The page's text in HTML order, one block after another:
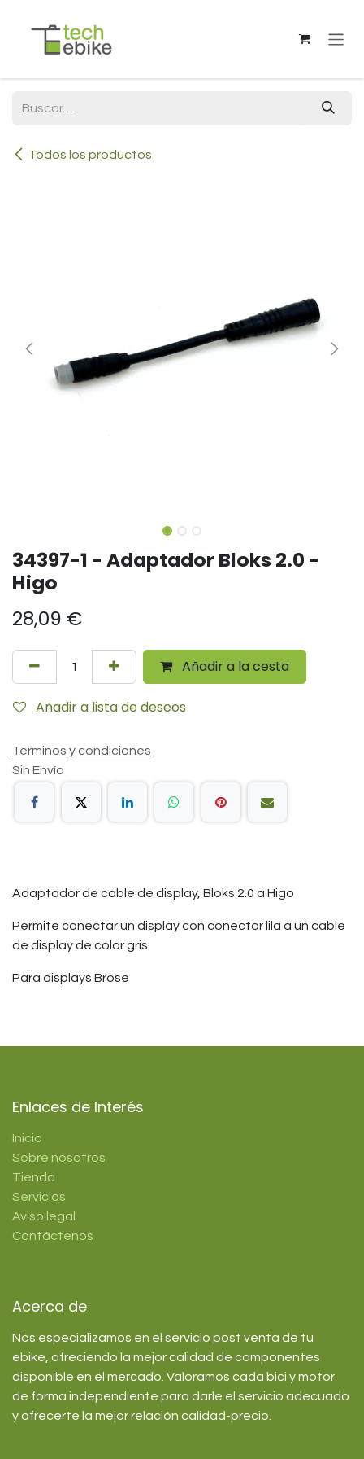
Todos los productos
34397-1 - Adaptador Bloks 2.0 -
Higo
28,09 €
Añadir a la cesta
Añadir a lista de deseos
Términos y condiciones
Sin Envío
Adaptador de cable de display, Bloks 2.0 a Higo
Permite conectar un display con conector lila a un cable
de display de color gris
Para displays Brose
Enlaces de Interés
Inicio
Sobre nosotros
Tienda
Servicios
Aviso legal
Contáctenos
Acerca de
Nos especializamos en el servicio post venta de tu
ebike, ofreciendo la mejor calidad de componentes
disponible en el mercado. Valoramos cada bici y motor
de forma independiente para darle el servicio adecuado
y ofrecerte la mejor relación calidad-precio.